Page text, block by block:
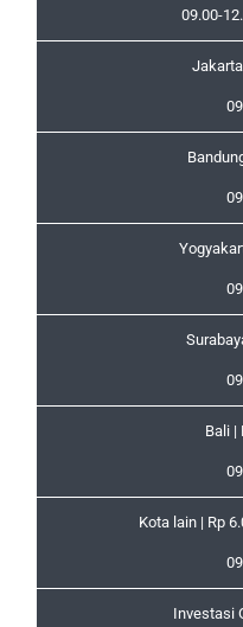
09.00-
Bali |
Kota lain | Rp
Investasi